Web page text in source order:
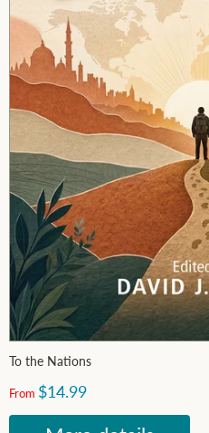
To the Nations
From $14.99